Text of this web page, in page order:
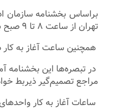
تهران از ساعت ۸ تا ۹ صبح به صورت شناور و ساعت خاتمه کار نیز از ساعت ۱۴ تا ۱۵ به صورت شناور خواهد بود.
همچنین ساعت آغاز به کار دستگاه‌های
در تبصره‌ها این بخشنامه
مراجع تصمیم‌گیر ذیربط
ساعات آغاز به کار